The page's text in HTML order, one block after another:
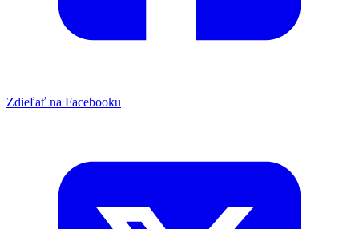
Zdieľať na Facebooku